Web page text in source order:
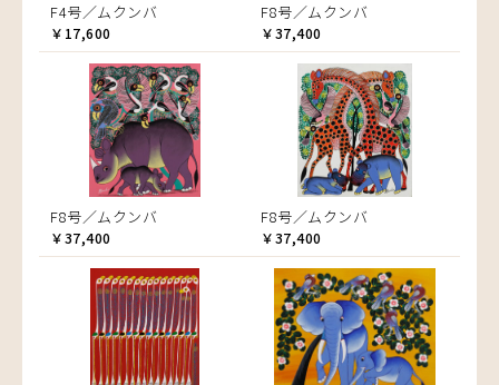
F4号／ムクンバ
￥17,600
F8号／ムクンバ
￥37,400
F8号／ムクンバ
￥37,400
F8号／ムクンバ
￥37,400